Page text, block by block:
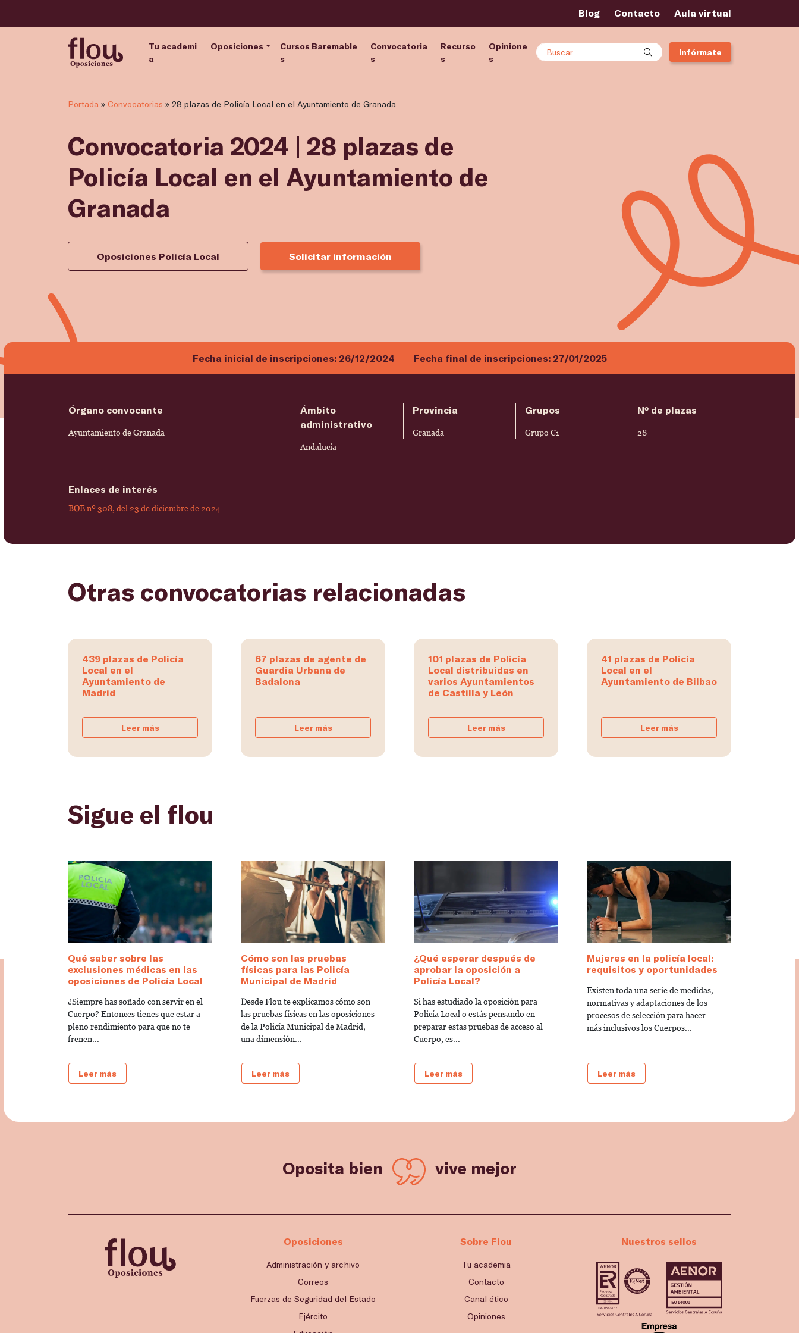
Blog Contacto Aula virtual
Tu academi
a
Oposiciones
Cursos Baremable
s
Convocatoria
s
Recurso
s
Opinione
s
Buscar Infórmate
Portada » Convocatorias » 28 plazas de Policía Local en el Ayuntamiento de Granada
Convocatoria 2024 | 28 plazas de
Policía Local en el Ayuntamiento de
Granada
Oposiciones Policía Local Solicitar información
Fecha inicial de inscripciones: 26/12/2024 Fecha final de inscripciones: 27/01/2025
Órgano convocante
Ayuntamiento de Granada
Ámbito
administrativo
Andalucía
Provincia
Granada
Grupos
Grupo C1
Nº de plazas
28
Enlaces de interés
BOE nº 308, del 23 de diciembre de 2024
Otras convocatorias relacionadas
439 plazas de Policía
Local en el
Ayuntamiento de
Madrid
Leer más
67 plazas de agente de
Guardia Urbana de
Badalona
Leer más
101 plazas de Policía
Local distribuidas en
varios Ayuntamientos
de Castilla y León
Leer más
41 plazas de Policía
Local en el
Ayuntamiento de Bilbao
Leer más
Sigue el flou
Qué saber sobre las
exclusiones médicas en las
oposiciones de Policía Local
¿Siempre has soñado con servir en el
Cuerpo? Entonces tienes que estar a
pleno rendimiento para que no te
frenen...
Leer más
Cómo son las pruebas
físicas para las Policía
Municipal de Madrid
Desde Flou te explicamos cómo son
las pruebas físicas en las oposiciones
de la Policía Municipal de Madrid,
una dimensión...
Leer más
¿Qué esperar después de
aprobar la oposición a
Policía Local?
Si has estudiado la oposición para
Policía Local o estás pensando en
preparar estas pruebas de acceso al
Cuerpo, es...
Leer más
Mujeres en la policía local:
requisitos y oportunidades
Existen toda una serie de medidas,
normativas y adaptaciones de los
procesos de selección para hacer
más inclusivos los Cuerpos...
Leer más
Oposita bien vive mejor
Oposiciones
Administración y archivo
Correos
Fuerzas de Seguridad del Estado
Ejército
Sobre Flou
Tu academia
Contacto
Canal ético
Opiniones
Nuestros sellos